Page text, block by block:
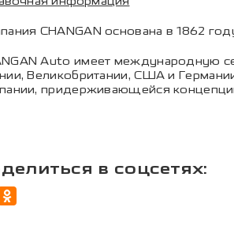
CHANGAN основана в 1862
Auto имеет международную
Великобритании, США и
придерживающейся
в соцсетях: